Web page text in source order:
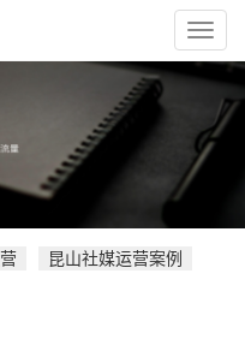
苏
州
点
一
络
技
术
司
昆山社媒运营案例